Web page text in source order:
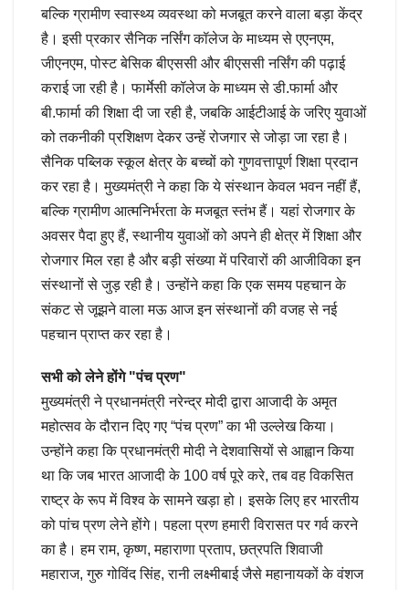
बल्कि ग्रामीण स्वास्थ्य व्यवस्था को मजबूत करने वाला बड़ा केंद्र
है। इसी प्रकार सैनिक नर्सिंग कॉलेज के माध्यम से एएनएम,
जीएनएम, पोस्ट बेसिक बीएससी और बीएससी नर्सिंग की पढ़ाई
कराई जा रही है। फार्मेसी कॉलेज के माध्यम से डी.फार्मा और
बी.फार्मा की शिक्षा दी जा रही है, जबकि आईटीआई के जरिए युवाओं
को तकनीकी प्रशिक्षण देकर उन्हें रोजगार से जोड़ा जा रहा है।
सैनिक पब्लिक स्कूल क्षेत्र के बच्चों को गुणवत्तापूर्ण शिक्षा प्रदान
कर रहा है। मुख्यमंत्री ने कहा कि ये संस्थान केवल भवन नहीं हैं,
बल्कि ग्रामीण आत्मनिर्भरता के मजबूत स्तंभ हैं। यहां रोजगार के
अवसर पैदा हुए हैं, स्थानीय युवाओं को अपने ही क्षेत्र में शिक्षा और
रोजगार मिल रहा है और बड़ी संख्या में परिवारों की आजीविका इन
संस्थानों से जुड़ रही है। उन्होंने कहा कि एक समय पहचान के
संकट से जूझने वाला मऊ आज इन संस्थानों की वजह से नई
पहचान प्राप्त कर रहा है।
सभी को लेने होंगे "पंच प्रण"
मुख्यमंत्री ने प्रधानमंत्री नरेन्द्र मोदी द्वारा आजादी के अमृत
महोत्सव के दौरान दिए गए “पंच प्रण” का भी उल्लेख किया।
उन्होंने कहा कि प्रधानमंत्री मोदी ने देशवासियों से आह्वान किया
था कि जब भारत आजादी के 100 वर्ष पूरे करे, तब वह विकसित
राष्ट्र के रूप में विश्व के सामने खड़ा हो। इसके लिए हर भारतीय
को पांच प्रण लेने होंगे। पहला प्रण हमारी विरासत पर गर्व करने
का है। हम राम, कृष्ण, महाराणा प्रताप, छत्रपति शिवाजी
महाराज, गुरु गोविंद सिंह, रानी लक्ष्मीबाई जैसे महानायकों के वंशज